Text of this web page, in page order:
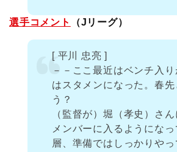
選手コメント （Jリーグ）
[ 平川 忠亮 ]
－－ここ最近はベンチ入り
はスタメンになった。春
う？
（監督が）堀（孝史）さ
メンバーに入るようにな
層、準備ではしっかりや